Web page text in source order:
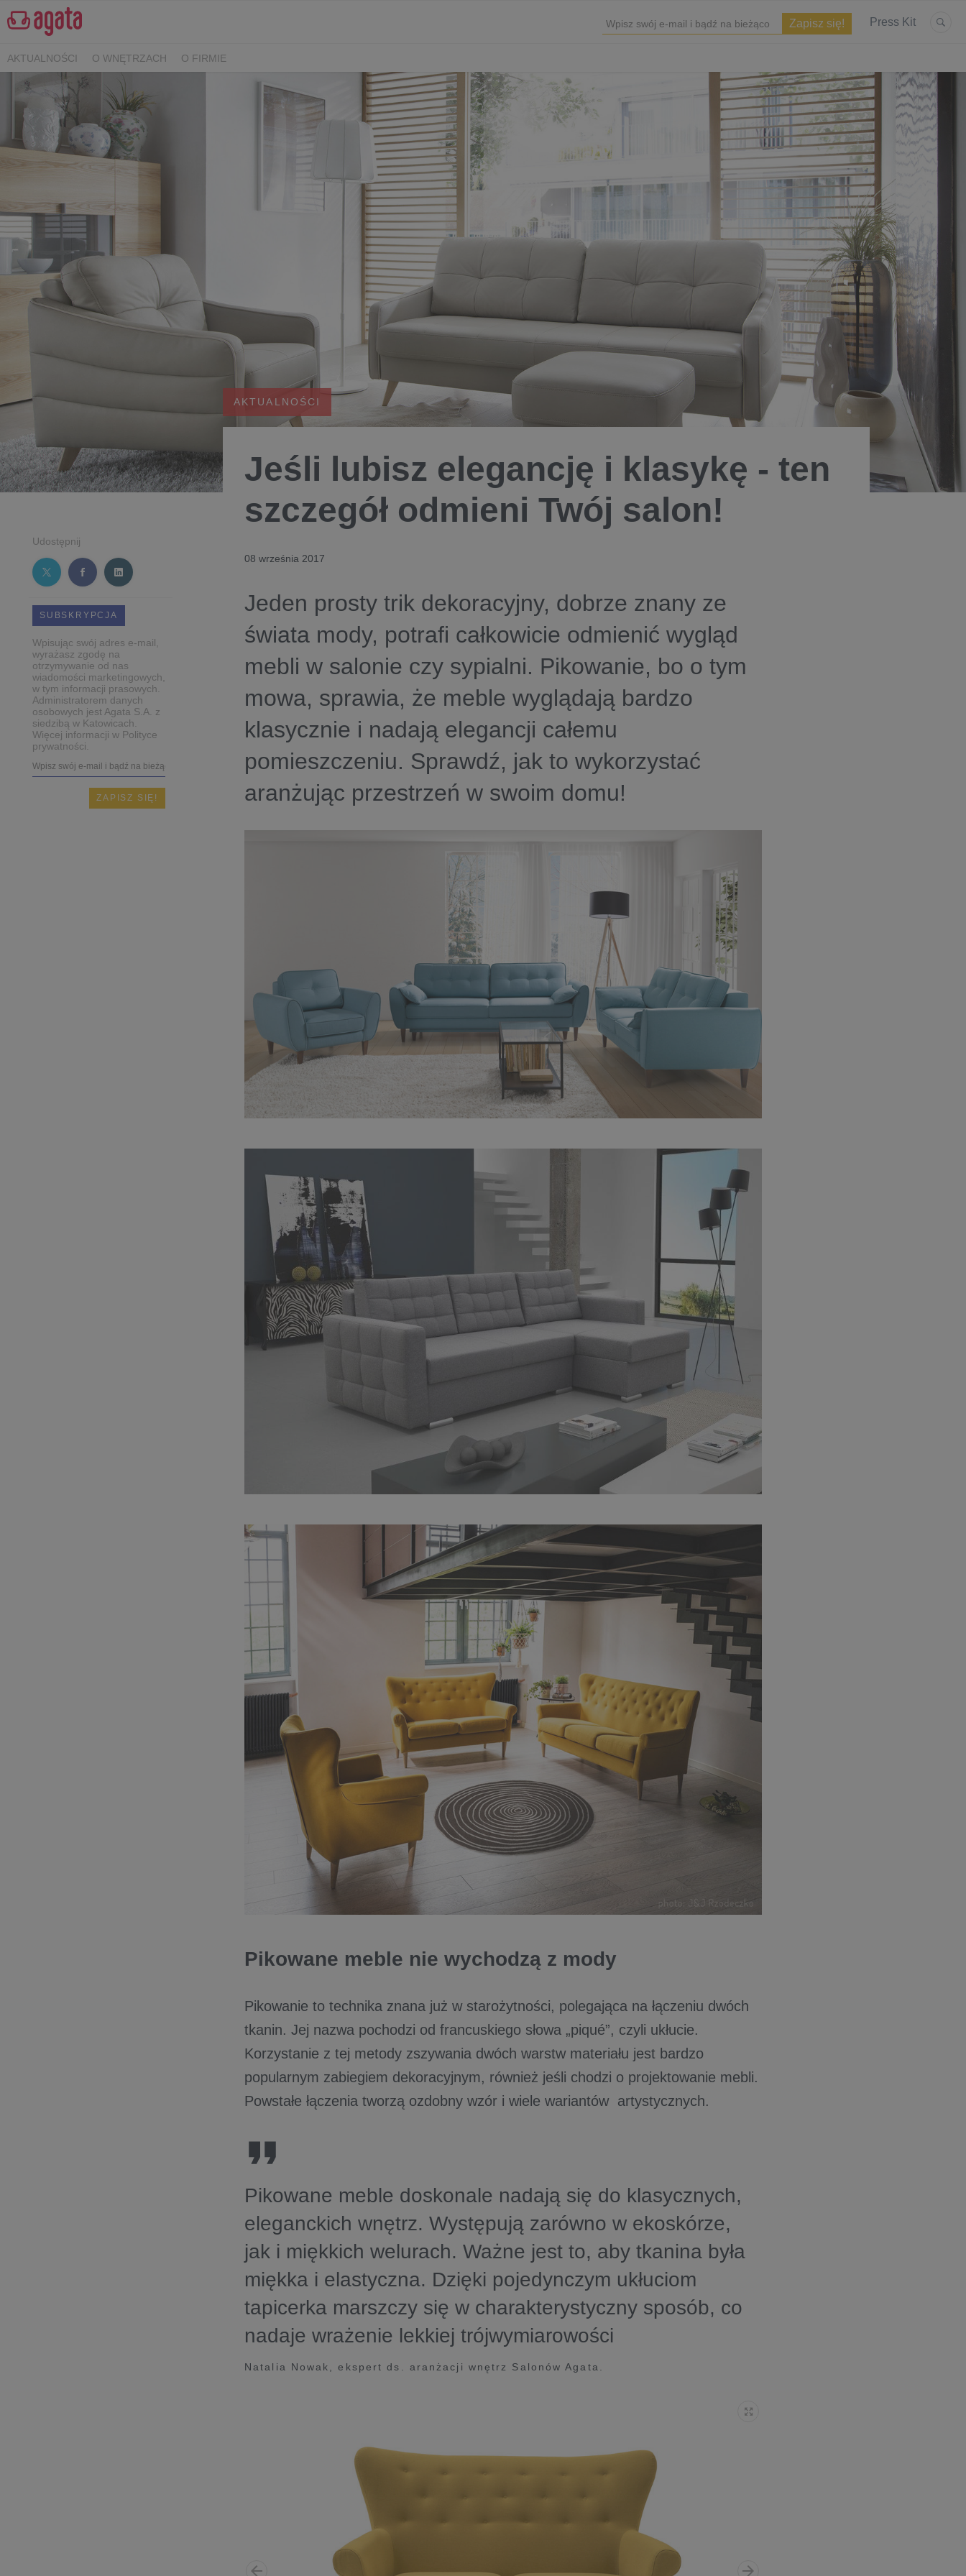
Press Kit
AKTUALNOŚCI O WNĘTRZACH O FIRMIE
Udostępnij
SUBSKRYPCJA
Wpisując swój adres e-mail,
wyrażasz zgodę na
otrzymywanie od nas
wiadomości marketingowych,
w tym informacji prasowych.
Administratorem danych
osobowych jest Agata S.A. z
siedzibą w Katowicach.
Więcej informacji w Polityce
prywatności.
AKTUALNOŚCI
Jeśli lubisz elegancję i klasykę - ten
szczegół odmieni Twój salon!
08 września 2017
Jeden prosty trik dekoracyjny, dobrze znany ze
świata mody, potrafi całkowicie odmienić wygląd
mebli w salonie czy sypialni. Pikowanie, bo o tym
mowa, sprawia, że meble wyglądają bardzo
klasycznie i nadają elegancji całemu
pomieszczeniu. Sprawdź, jak to wykorzystać
aranżując przestrzeń w swoim domu!
Pikowane meble nie wychodzą z mody
Pikowanie to technika znana już w starożytności, polegająca na łączeniu dwóch
tkanin. Jej nazwa pochodzi od francuskiego słowa „piqué”, czyli ukłucie.
Korzystanie z tej metody zszywania dwóch warstw materiału jest bardzo
popularnym zabiegiem dekoracyjnym, również jeśli chodzi o projektowanie mebli.
Powstałe łączenia tworzą ozdobny wzór i wiele wariantów artystycznych.
Pikowane meble doskonale nadają się do klasycznych,
eleganckich wnętrz. Występują zarówno w ekoskórze,
jak i miękkich welurach. Ważne jest to, aby tkanina była
miękka i elastyczna. Dzięki pojedynczym ukłuciom
tapicerka marszczy się w charakterystyczny sposób, co
nadaje wrażenie lekkiej trójwymiarowości
Natalia Nowak, ekspert ds. aranżacji wnętrz Salonów Agata.